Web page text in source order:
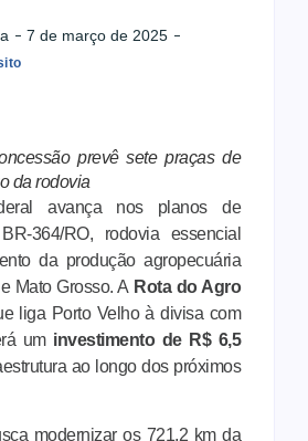
7 de março de 2025
prevê sete praças de
da rodovia
avança nos planos de
364/RO, rodovia essencial
da produção agropecuária
Mato Grosso. A Rota do Agro
liga Porto Velho à divisa com
um investimento de R$ 6,5
ao longo dos próximos
modernizar os 721,2 km da